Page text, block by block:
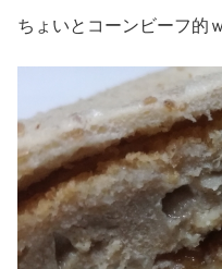
ちょいとコーンビーフ的ｗ